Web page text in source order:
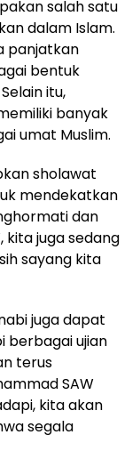
salah satu
dalam Islam.
panjatkan
bentuk
itu,
banyak
umat Muslim.
sholawat
mendekatkan
dan
kita juga sedang
sayang kita
juga dapat
berbagai ujian
terus
SAW
kita akan
segala